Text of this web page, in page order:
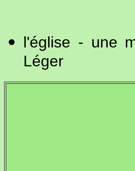
l'église - une
Léger